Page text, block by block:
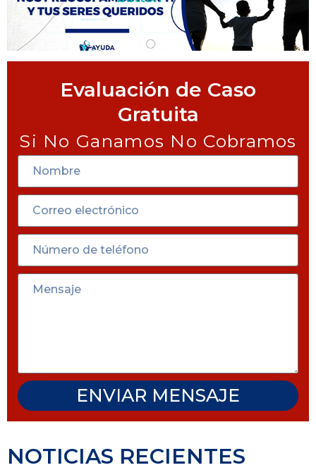
Evaluación de Caso
Gratuita
Si No Ganamos No Cobramos
ENVIAR MENSAJE
NOTICIAS RECIENTES